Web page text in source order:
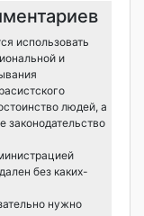
использовать
и
людей, а
без каких-
нужно